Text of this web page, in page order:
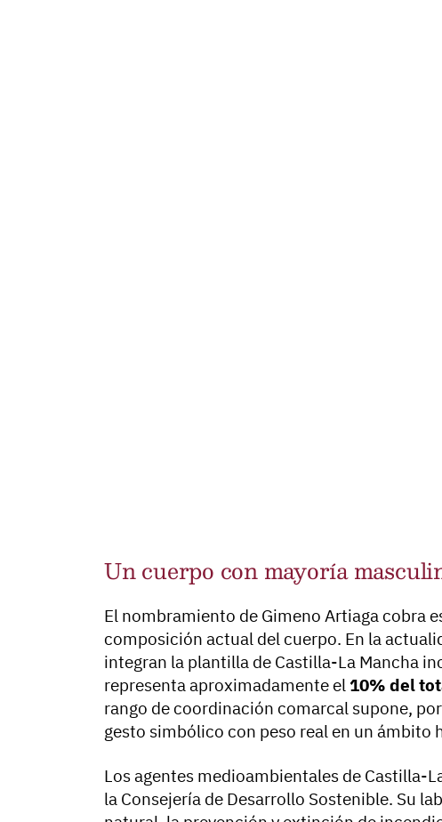
Un cuerpo con mayoría
El nombramiento de Gimeno Artiaga cobra
composición actual del cuerpo. En la
integran la plantilla de Castilla-La Mancha
representa aproximadamente el 10% del
rango de coordinación comarcal supone,
gesto simbólico con peso real en un
Los agentes medioambientales de Castilla-
la Consejería de Desarrollo Sostenible. Su